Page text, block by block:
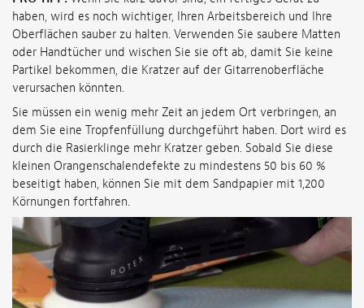
haben, wird es noch wichtiger, Ihren Arbeitsbereich und Ihre
Oberflächen sauber zu halten. Verwenden Sie saubere Matten
oder Handtücher und wischen Sie sie oft ab, damit Sie keine
Partikel bekommen, die Kratzer auf der Gitarrenoberfläche
verursachen könnten.
Sie müssen ein wenig mehr Zeit an jedem Ort verbringen, an
dem Sie eine Tropfenfüllung durchgeführt haben. Dort wird es
durch die Rasierklinge mehr Kratzer geben. Sobald Sie diese
kleinen Orangenschalendefekte zu mindestens 50 bis 60 %
beseitigt haben, können Sie mit dem Sandpapier mit 1,200
Körnungen fortfahren.